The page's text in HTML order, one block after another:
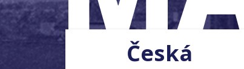
Česká